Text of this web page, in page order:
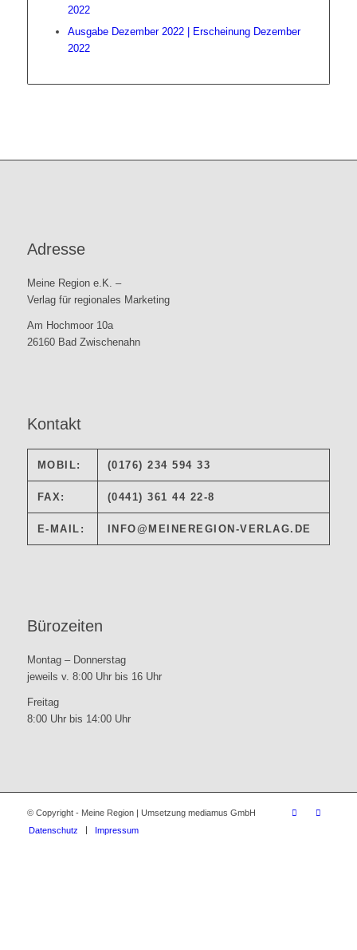
2022
Ausgabe Dezember 2022 | Erscheinung Dezember
2022
Adresse
Meine Region e.K. –
Verlag für regionales Marketing
Am Hochmoor 10a
26160 Bad Zwischenahn
Kontakt
MOBIL: (0176) 234 594 33
FAX: (0441) 361 44 22-8
E-MAIL: INFO@MEINEREGION-VERLAG.DE
Bürozeiten
Montag – Donnerstag
jeweils v. 8:00 Uhr bis 16 Uhr
Freitag
8:00 Uhr bis 14:00 Uhr
© Copyright - Meine Region | Umsetzung mediamus GmbH
Datenschutz
Impressum